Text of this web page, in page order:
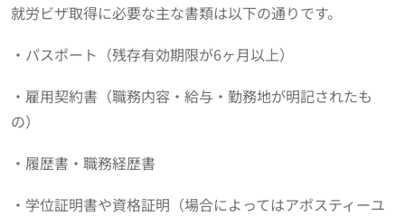
就労ビザ取得に必要な主な書類は以下の通りです。
・パスポート（残存有効期限が6ヶ月以上）
・雇用契約書（職務内容・給与・勤務地が明記されたも
の）
・履歴書・職務経歴書
・学位証明書や資格証明（場合によってはアポスティーユ